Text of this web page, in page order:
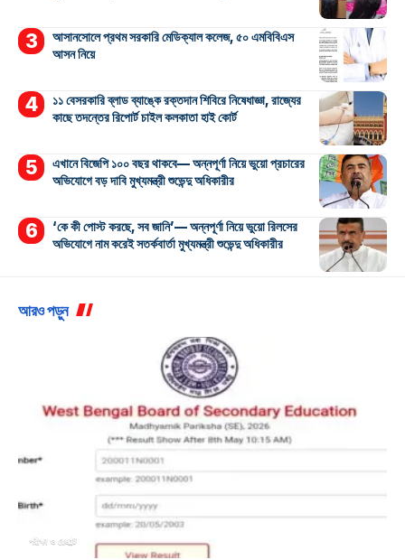
আসানসোলে প্রথম সরকারি মেডিক্যাল কলেজ, ৫০ এমবিবিএস
আসন নিয়ে
১১ বেসরকারি ব্লাড ব্যাঙ্কে রক্তদান শিবিরে নিষেধাজ্ঞা, রাজ্যের
কাছে তদন্তের রিপোর্ট চাইল কলকাতা হাই কোর্ট
এখানে বিজেপি ১০০ বছর থাকবে— অন্নপূর্ণা নিয়ে ভুয়ো প্রচারের
অভিযোগে বড় দাবি মুখ্যমন্ত্রী শুভেন্দু অধিকারীর
‘কে কী পোস্ট করছে, সব জানি’— অন্নপূর্ণা নিয়ে ভুয়ো রিলসের
অভিযোগে নাম করেই সতর্কবার্তা মুখ্যমন্ত্রী শুভেন্দু অধিকারীর
আরও পড়ুন
পরীক্ষা ও রেজাল্ট